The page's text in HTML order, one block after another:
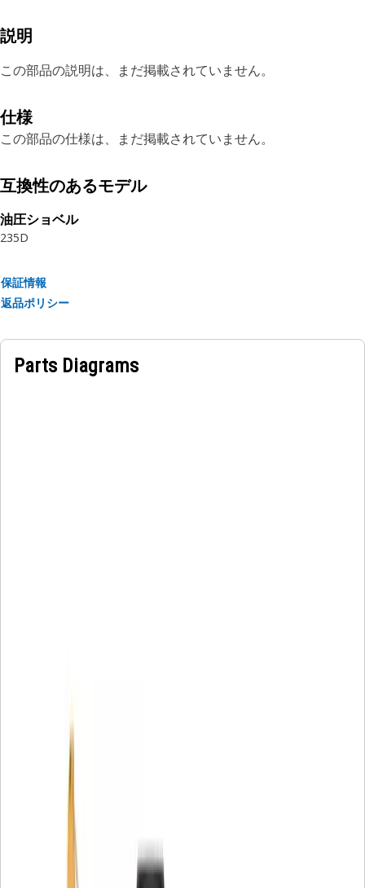
説明
この部品の説明は、まだ掲載されていません。
仕様
この部品の仕様は、まだ掲載されていません。
互換性のあるモデル
油圧ショベル
235D
保証情報
返品ポリシー
Parts Diagrams